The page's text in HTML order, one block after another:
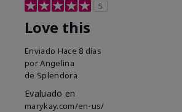
5
Love this
Enviado Hace 8 días
porAngelina
de Splendora
Evaluado en
marykay.com/en-us/